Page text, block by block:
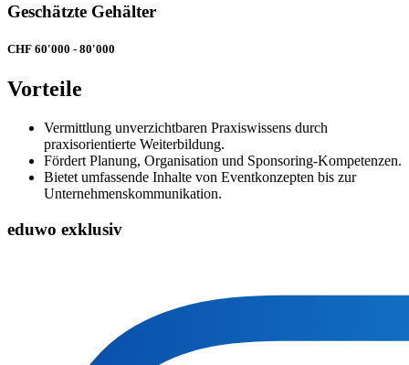
Geschätzte Gehälter
CHF 60'000 - 80'000
Vorteile
Vermittlung unverzichtbaren Praxiswissens durch
praxisorientierte Weiterbildung.
Fördert Planung, Organisation und Sponsoring-Kompetenzen.
Bietet umfassende Inhalte von Eventkonzepten bis zur
Unternehmenskommunikation.
eduwo exklusiv